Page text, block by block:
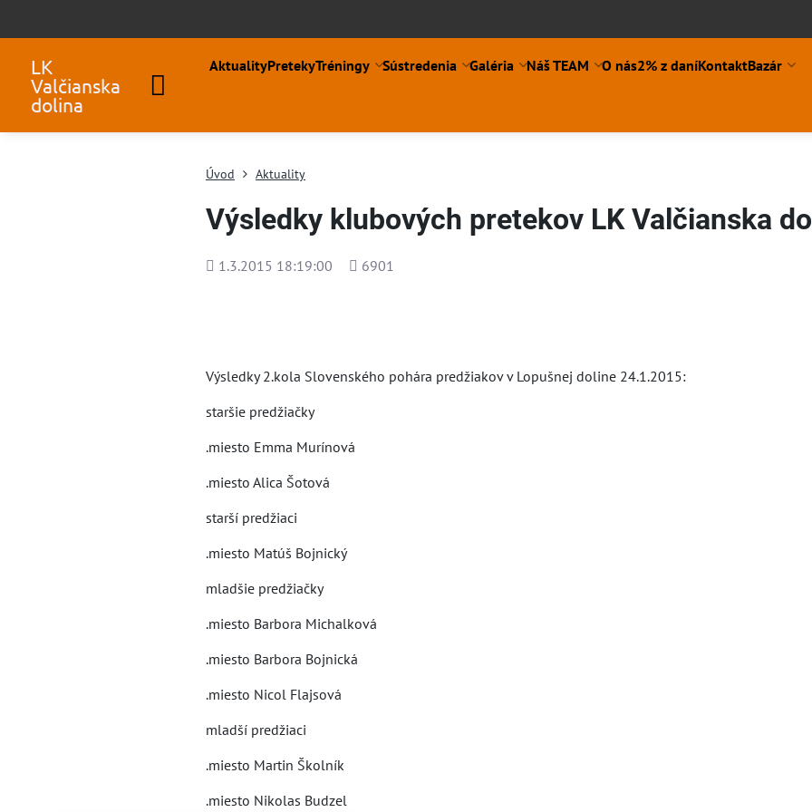
LK
Valčianska
dolina
AktualityPretekyTréningy Sústredenia Galéria Náš TEAM O nás2% z daníKontaktBazár
Úvod Aktuality
Výsledky klubových pretekov LK Valčianska
Pridané
1.3.2015 18:19:00
Počet
6901
Výsledky 2.kola Slovenského pohára predžiakov v Lopušnej doline 24.1.2015:
staršie predžiačky
.miesto Emma Murínová
.miesto Alica Šotová
starší predžiaci
.miesto Matúš Bojnický
mladšie predžiačky
.miesto Barbora Michalková
.miesto Barbora Bojnická
.miesto Nicol Flajsová
mladší predžiaci
.miesto Martin Školník
.miesto Nikolas Budzel